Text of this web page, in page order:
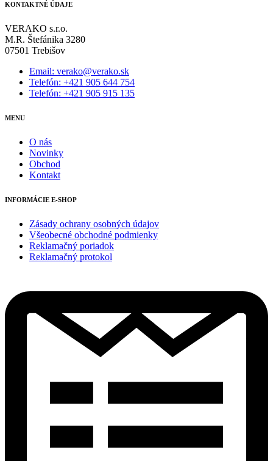
KONTAKTNÉ ÚDAJE
VERAKO s.r.o.
M.R. Štefánika 3280
07501 Trebišov
Email: verako@verako.sk
Telefón: +421 905 644 754
Telefón: +421 905 915 135
MENU
O nás
Novinky
Obchod
Kontakt
INFORMÁCIE E-SHOP
Zásady ochrany osobných údajov
Všeobecné obchodné podmienky
Reklamačný poriadok
Reklamačný protokol